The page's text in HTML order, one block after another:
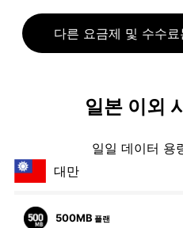
다른 요금제 및 수수
일본 이외
일일 데이터 용
대만
500MB 플랜